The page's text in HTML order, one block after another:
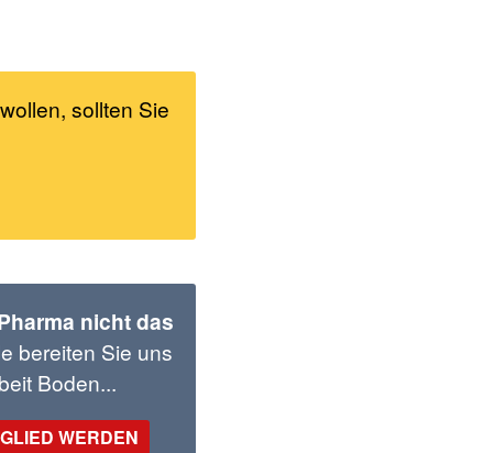
sollten Sie
nicht das
bereiten Sie uns
Boden...
WERDEN